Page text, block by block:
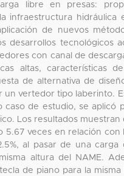
libre en presas:
infraestructura hidráulica
de nuevos
desarrollos tecnológicos
con canal de
altas, características
de alternativa de
vertedor tipo laberinto.
de estudio, se aplicó
Los resultados muestran
veces en relación con
al pasar de una
altura del NAME.
de piano para la